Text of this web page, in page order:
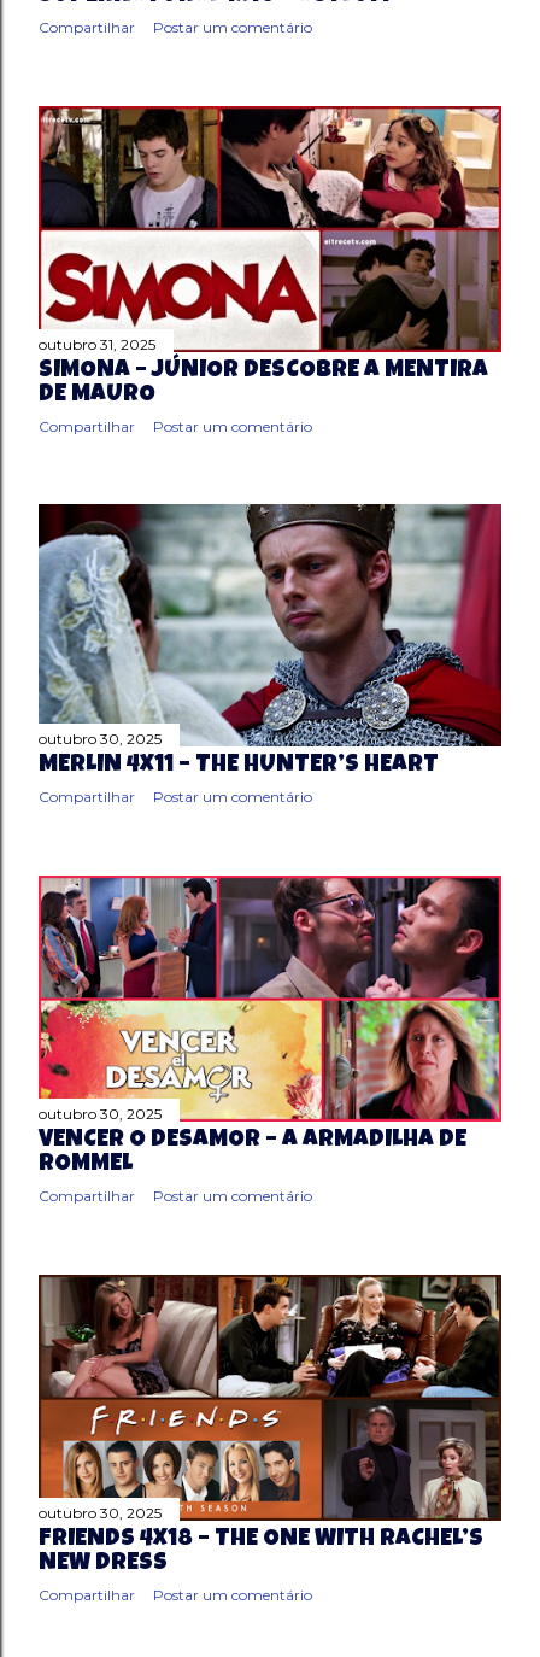
Compartilhar Postar um comentário
outubro 31, 2025
SIMONA – JÚNIOR DESCOBRE A MENTIRA
DE MAURO
Compartilhar Postar um comentário
outubro 30, 2025
MERLIN 4X11 – THE HUNTER’S HEART
Compartilhar Postar um comentário
outubro 30, 2025
VENCER O DESAMOR – A ARMADILHA DE
ROMMEL
Compartilhar Postar um comentário
outubro 30, 2025
FRIENDS 4X18 – THE ONE WITH RACHEL’S
NEW DRESS
Compartilhar Postar um comentário